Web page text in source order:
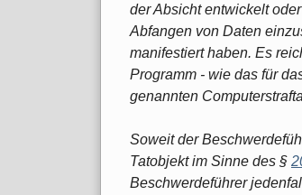
der Absicht entwickelt
Abfangen von Daten
manifestiert haben. Es
Programm - wie das für
genannten
Soweit der
Tatobjekt im Sinne des §
Beschwerdeführer